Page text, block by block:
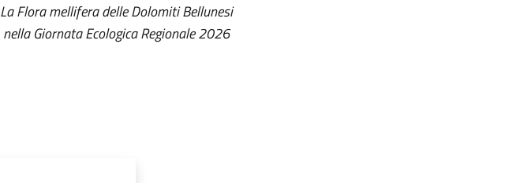
La Flora mellifera delle Dolomiti Bellunesi
nella Giornata Ecologica Regionale 2026